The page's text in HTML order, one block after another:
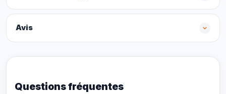
Avis
Questions fréquentes